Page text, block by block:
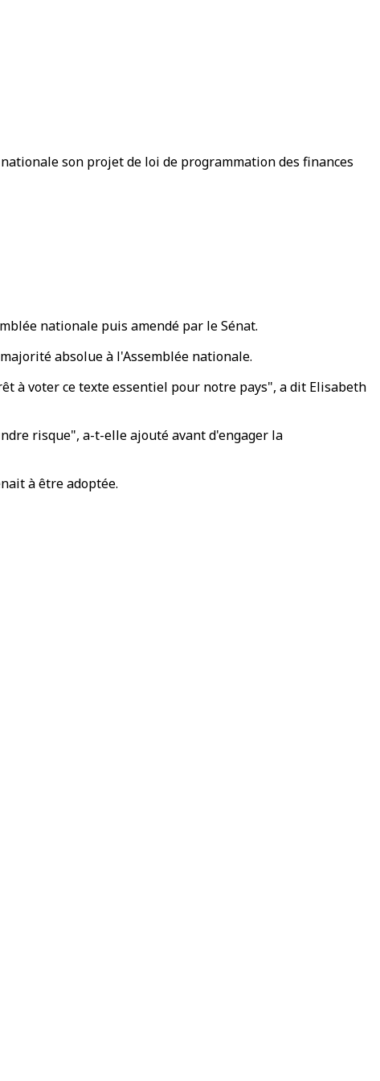
son projet de loi de programmation des finances
nationale puis amendé par le Sénat.
absolue à l'Assemblée nationale.
à voter ce texte essentiel pour notre pays", a dit Elisabeth
risque", a-t-elle ajouté avant d'engager la
à être adoptée.